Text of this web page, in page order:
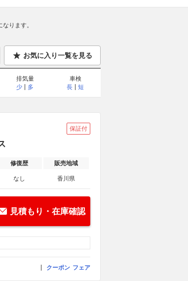
ります。
お気に入り一覧を見る
排気量
少
多
車検
長
短
保証付
修復歴 販売地域
なし 香川県
見積もり・在庫確認
クーポン フェア